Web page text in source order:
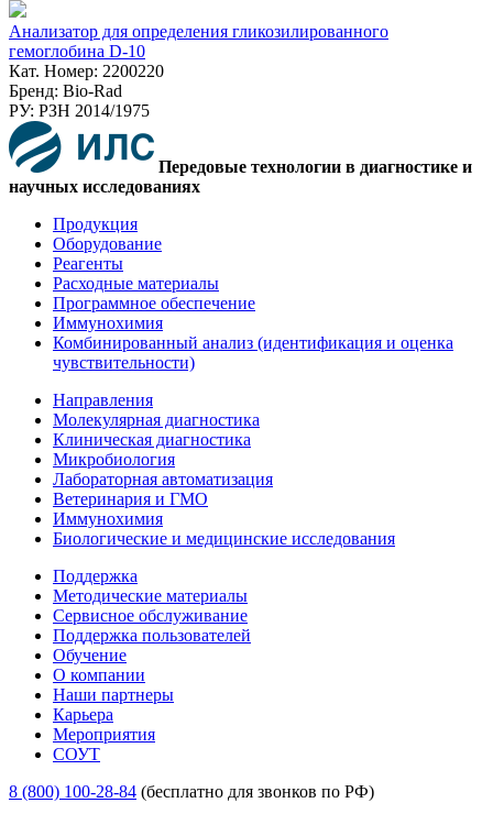
Анализатор для определения гликозилированного
гемоглобина D-10
Кат. Номер: 2200220
Бренд: Bio-Rad
РУ: РЗН 2014/1975
Передовые технологии в диагностике и
научных исследованиях
Продукция
Оборудование
Реагенты
Расходные материалы
Программное обеспечение
Иммунохимия
Комбинированный анализ (идентификация и оценка
чувствительности)
Направления
Молекулярная диагностика
Клиническая диагностика
Микробиология
Лабораторная автоматизация
Ветеринария и ГМО
Иммунохимия
Биологические и медицинские исследования
Поддержка
Методические материалы
Сервисное обслуживание
Поддержка пользователей
Обучение
О компании
Наши партнеры
Карьера
Мероприятия
СОУТ
8 (800) 100-28-84 (бесплатно для звонков по РФ)